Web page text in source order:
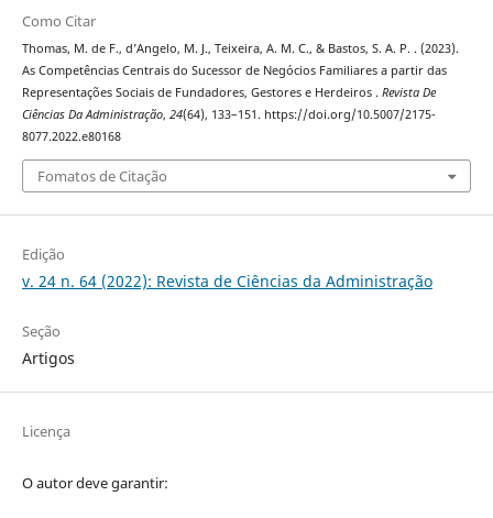
Como Citar
Thomas, M. de F., d’Angelo, M. J., Teixeira, A. M. C., & Bastos, S. A. P. . (2023).
As Competências Centrais do Sucessor de Negócios Familiares a partir das
Representações Sociais de Fundadores, Gestores e Herdeiros . Revista De
Ciências Da Administração, 24(64), 133–151. https://doi.org/10.5007/2175-
8077.2022.e80168
Fomatos de Citação
Edição
v. 24 n. 64 (2022): Revista de Ciências da Administração
Seção
Artigos
Licença
O autor deve garantir: